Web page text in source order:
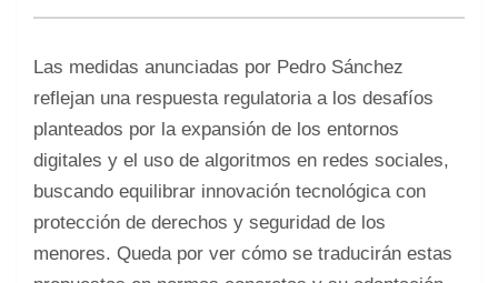
Las medidas anunciadas por Pedro Sánchez
reflejan una respuesta regulatoria a los desafíos
planteados por la expansión de los entornos
digitales y el uso de algoritmos en redes sociales,
buscando equilibrar innovación tecnológica con
protección de derechos y seguridad de los
menores. Queda por ver cómo se traducirán estas